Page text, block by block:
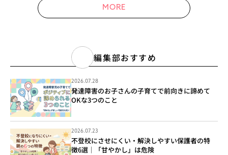
MORE
編集部おすすめ
2026.07.28
発達障害のお子さんの子育てで前向きに諦めて
OKな3つのこと
2026.07.23
不登校にさせにくい・解決しやすい保護者の特
徴6選｜「甘やかし」は危険